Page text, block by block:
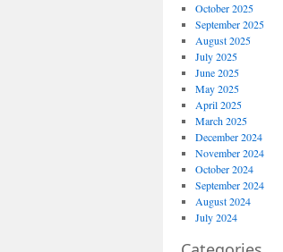
October 2025
September 2025
August 2025
July 2025
June 2025
May 2025
April 2025
March 2025
December 2024
November 2024
October 2024
September 2024
August 2024
July 2024